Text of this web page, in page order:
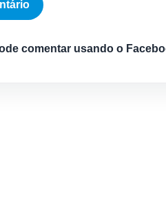
comentar usando o